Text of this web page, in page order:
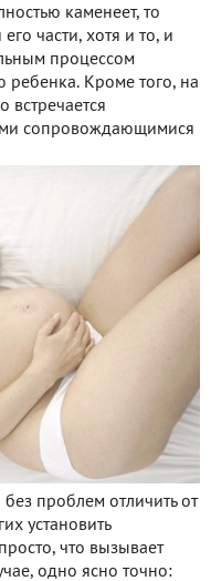
каменеет, то
части, хотя и то, и
процессом
ребенка. Кроме того, на
встречается
сопровождающимися
проблем отличить от
установить
что вызывает
одно ясно точно: